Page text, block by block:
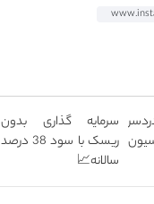
سرمایه گذاری بدون
ریسک با سود 38 درصد
سالانه📈